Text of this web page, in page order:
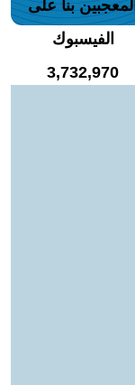
المعجبين بنا على
الفيسبوك
3,732,970